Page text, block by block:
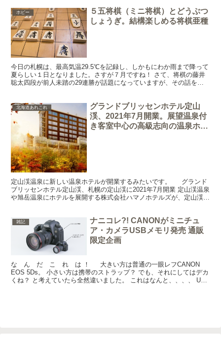
ホビー
５五将棋（ミニ将棋）とどうぶつ
しょうぎ。結構楽しめる将棋亜種
今日の札幌は、最高気温29.5℃を記録し、しかもにわか雨まで降って
夏らしい１日となりました。さすが７月ですね！ さて、将棋の藤井
聡太四段が前人未踏の29連勝が話題になっていますが、その話を聞
北海道あれこれ
グランドブリッセンホテル定山
渓、2021年7月開業。展望温泉付
き客室中心の高級志向の温泉ホテ
定山渓温泉に新しい温泉ホテルが開業するみたいです。 グランド
ブリッセンホテル定山渓、札幌の定山渓に2021年7月開業 定山渓温泉
や旭岳温泉にホテルを展開する株式会社ハマノホテルズが、定山渓温
雑記
ナニコレ?! CANONがミニチュ
ア・カメラUSBメモリ発売 通販
限定企画
な ん だ こ れ は ！ 大きい方は普通の一眼レフCANON
EOS 5Ds。 小さい方は携帯のストラップ？ でも、それにしてはデカ
くね？ と考えていたら全然違いました。 これはなんと、、、、 USB